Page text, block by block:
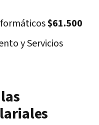
$61.500
y Servicios